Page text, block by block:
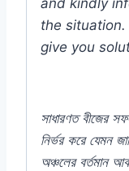
the
give you
সাধারণত বীজের
নির্ভর করে যেমন
অঞ্চলের বর্তমান